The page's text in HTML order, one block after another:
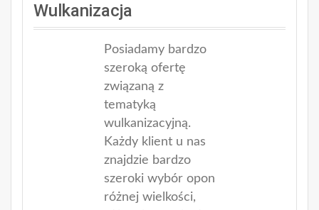
Wulkanizacja
Posiadamy bardzo
szeroką ofertę
związaną z
tematyką
wulkanizacyjną.
Każdy klient u nas
znajdzie bardzo
szeroki wybór opon
różnej wielkości,